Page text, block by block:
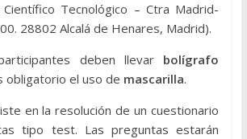
Científico Tecnológico – Ctra Madrid-
28802 Alcalá de Henares, Madrid).
deben llevar bolígrafo
obligatorio el uso de mascarilla.
en la resolución de un cuestionario
tipo test. Las preguntas estarán